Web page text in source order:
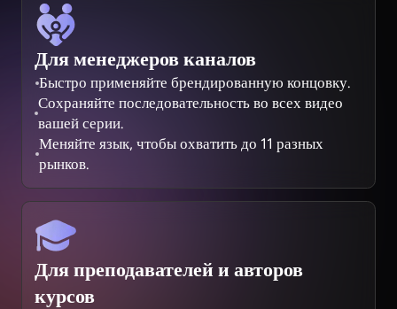
Для менеджеров каналов
Быстро применяйте брендированную концовку.
Сохраняйте последовательность во всех видео
вашей серии.
Меняйте язык, чтобы охватить до 11 разных
рынков.
Для преподавателей и авторов
курсов